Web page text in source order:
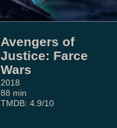
Avengers of
Justice: Farce
Wars
2018
88 min
TMDB: 4.9/10